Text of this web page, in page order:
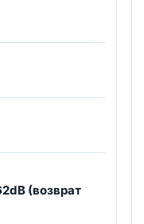
(возврат